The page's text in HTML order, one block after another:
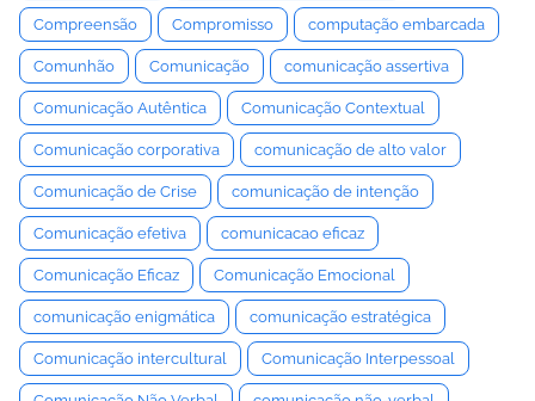
Compreensão Compromisso computação embarcada
Comunhão Comunicação comunicação assertiva
Comunicação Autêntica Comunicação Contextual
Comunicação corporativa comunicação de alto valor
Comunicação de Crise comunicação de intenção
Comunicação efetiva comunicacao eficaz
Comunicação Eficaz Comunicação Emocional
comunicação enigmática comunicação estratégica
Comunicação intercultural Comunicação Interpessoal